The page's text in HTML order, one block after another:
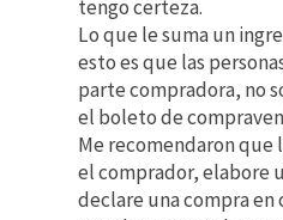
tengo certeza.
Lo que le suma un
esto es que las
parte compradora, no
el boleto de
Me recomendaron que
el comprador, elabore
declare una compra en